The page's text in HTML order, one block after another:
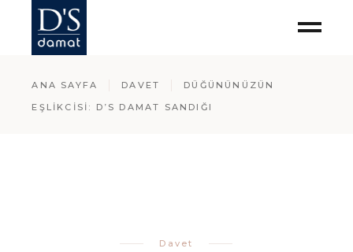
ANA SAYFA DAVET
DÜĞÜNÜNÜZÜN
EŞLİKCİSİ: D’S DAMAT SANDIĞI
Davet